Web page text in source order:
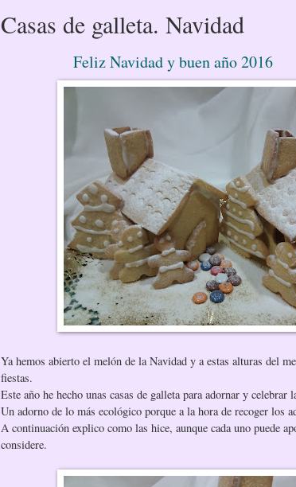
Casas de galleta. Navidad
Feliz Navidad y buen año 2016
Ya hemos abierto el melón de la Navidad y a estas alturas del
fiestas.
Este año he hecho unas casas de galleta para adornar y celebrar
Un adorno de lo más ecológico porque a la hora de recoger los
A continuación explico como las hice, aunque cada uno puede
considere.